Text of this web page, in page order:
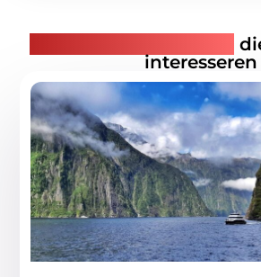
interesseren